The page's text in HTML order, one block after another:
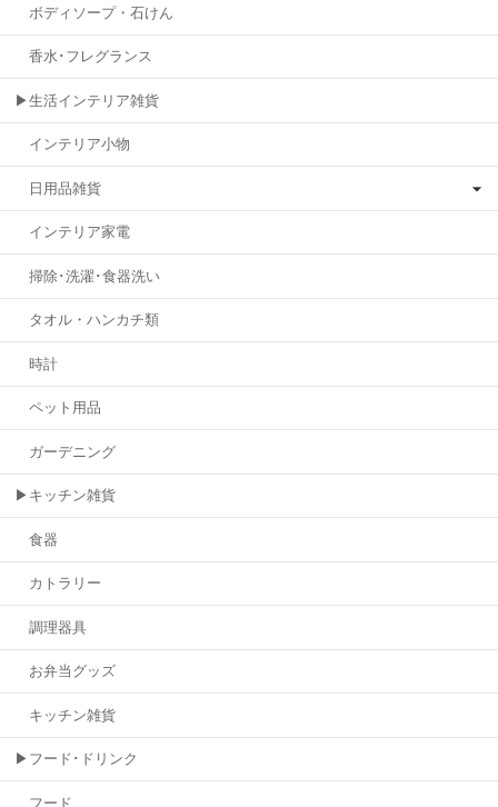
ボディソープ・石けん
香水･フレグランス
▶生活インテリア雑貨
インテリア小物
日用品雑貨
インテリア家電
掃除･洗濯･食器洗い
タオル・ハンカチ類
時計
ペット用品
ガーデニング
▶キッチン雑貨
食器
カトラリー
調理器具
お弁当グッズ
キッチン雑貨
▶フード･ドリンク
フード